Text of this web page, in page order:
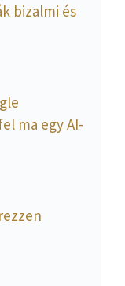
bizalmi és
ma egy AI-